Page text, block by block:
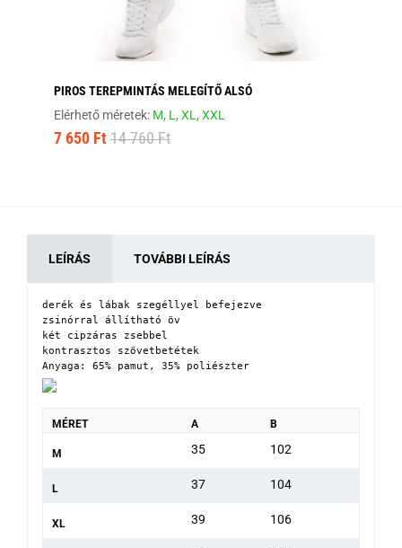
PIROS TEREPMINTÁS MELEGÍTŐ ALSÓ
Elérhető méretek: M, L,XL,XXL
7 650 Ft 14 760 Ft
LEÍRÁS TOVÁBBI LEÍRÁS
derék és lábak szegéllyel befejezve
zsinórral állítható öv
két cipzáras zsebbel
kontrasztos szövetbetétek
Anyaga: 65% pamut, 35% poliészter
MÉRET A B
M 35 102
L 37 104
XL 39 106